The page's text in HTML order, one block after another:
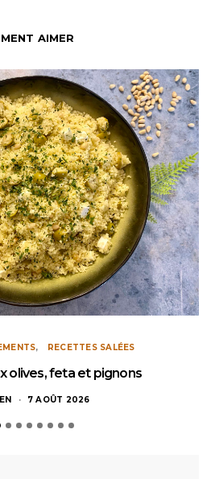
AIMER
RECETTES SALÉES
olives, feta et pignons
7 AOÛT 2026